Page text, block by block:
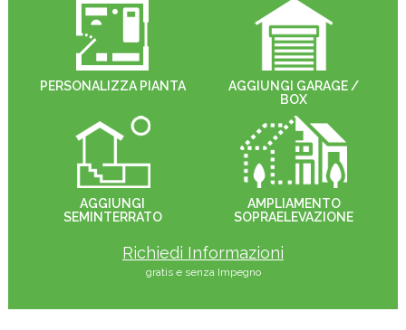
PERSONALIZZA PIANTA
AGGIUNGI GARAGE /
BOX
AGGIUNGI
SEMINTERRATO
AMPLIAMENTO
SOPRAELEVAZIONE
Richiedi Informazioni
gratis e senza Impegno